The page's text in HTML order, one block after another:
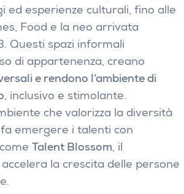
ed esperienze culturali, fino alle
Food e la neo arrivata
Questi spazi informali
di appartenenza, creano
e rendono l’ambiente di
, inclusivo e stimolante.
che valorizza la diversità
emergere i talenti con
Talent Blossom, il
la crescita delle persone